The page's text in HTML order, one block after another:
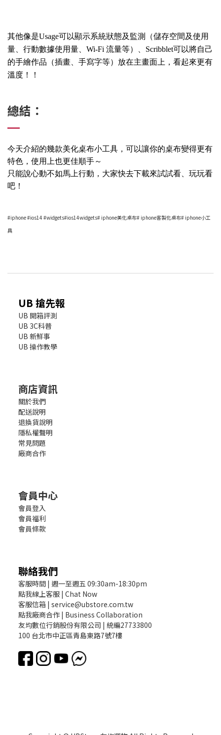
其他像是Usage可以顯示系統狀態及監測（儲存空間及使用
量、行動數據使用量、Wi-Fi 流量等）、Scribblet可以將自己
的手繪作品（插畫、手寫字等）放在主畫面上，看起來更有
溫度！！
總結：
今天介紹的幾款美化桌布小工具，可以讓你的桌布變得更有
特色，使用上也更佳順手～
只能說心動不如馬上行動，大家快去下載來試試看、玩玩看
吧！
#iphone #ios14 #widgets#ios14widgets# iphone美化桌布# iphone客製化桌布# iphone小工
具
UB 搶先報
UB 開箱評測
UB 3C科普
UB 新鮮事
UB 操作教學
商店資訊
關於我們
配送說明
退換貨說明
隱私權聲明
常見問題
廠商合作
會員中心
會員登入
會員福利
會員條款
聯絡我們
客服時間 | 週一至週五 09:30am-18:30pm
點我線上客服 | Chat Now
客服信箱 | service@ubstore.com.tw
點我廠商合作 | Business Collaboration
友均數位行銷股份有限公司 | 統編27733800
100 台北市中正區青島東路7號7樓